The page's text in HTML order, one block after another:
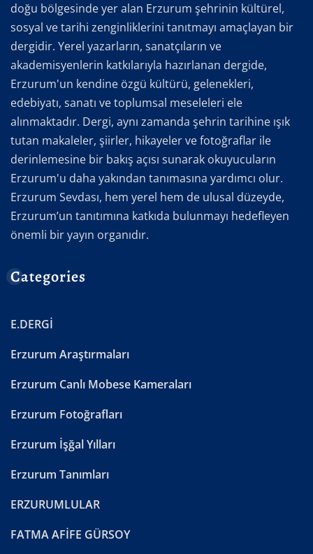
doğu bölgesinde yer alan Erzurum şehrinin kültürel,
sosyal ve tarihi zenginliklerini tanıtmayı amaçlayan bir
dergidir. Yerel yazarların, sanatçıların ve
akademisyenlerin katkılarıyla hazırlanan dergide,
Erzurum'un kendine özgü kültürü, gelenekleri,
edebiyatı, sanatı ve toplumsal meseleleri ele
alınmaktadır. Dergi, aynı zamanda şehrin tarihine ışık
tutan makaleler, şiirler, hikayeler ve fotoğraflar ile
derinlemesine bir bakış açısı sunarak okuyucuların
Erzurum'u daha yakından tanımasına yardımcı olur.
Erzurum Sevdası, hem yerel hem de ulusal düzeyde,
Erzurum’un tanıtımına katkıda bulunmayı hedefleyen
önemli bir yayın organıdır.
Categories
E.DERGİ
Erzurum Araştırmaları
Erzurum Canlı Mobese Kameraları
Erzurum Fotoğrafları
Erzurum İşğal Yılları
Erzurum Tanımları
ERZURUMLULAR
FATMA AFİFE GÜRSOY